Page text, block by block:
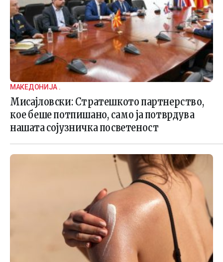
МАКЕДОНИЈА .
Мисајловски: Стратешкото партнерство,
кое беше потпишано, само ја потврдува
нашата сојузничка посветеност